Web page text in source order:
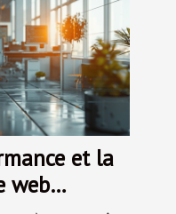
et la
web